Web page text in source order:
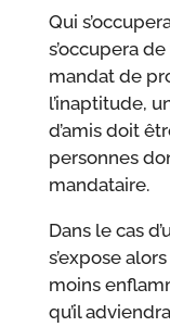
Qui
s’occupera
mandat de
l’inaptitude,
d’amis doit
personnes
mandataire.
Dans le cas
s’expose
moins
qu’il